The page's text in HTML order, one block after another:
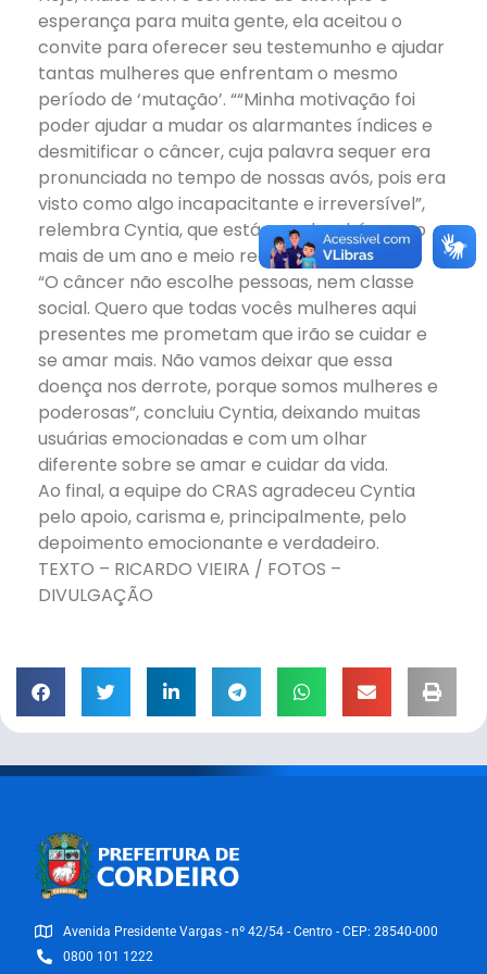
esperança para muita gente, ela aceitou o
convite para oferecer seu testemunho e ajudar
tantas mulheres que enfrentam o mesmo
período de ‘mutação’. ““Minha motivação foi
poder ajudar a mudar os alarmantes índices e
desmitificar o câncer, cuja palavra sequer era
pronunciada no tempo de nossas avós, pois era
visto como algo incapacitante e irreversível”,
relembra Cyntia, que está curada e há pouco
mais de um ano e meio recomeçou sua vida.
“O câncer não escolhe pessoas, nem classe
social. Quero que todas vocês mulheres aqui
presentes me prometam que irão se cuidar e
se amar mais. Não vamos deixar que essa
doença nos derrote, porque somos mulheres e
poderosas”, concluiu Cyntia, deixando muitas
usuárias emocionadas e com um olhar
diferente sobre se amar e cuidar da vida.
Ao final, a equipe do CRAS agradeceu Cyntia
pelo apoio, carisma e, principalmente, pelo
depoimento emocionante e verdadeiro.
TEXTO – RICARDO VIEIRA / FOTOS –
DIVULGAÇÃO
Avenida Presidente Vargas - nº 42/54 - Centro - CEP: 28540-000
0800 101 1222